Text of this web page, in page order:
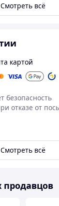
Смотреть всё
картой
безопасность
отказе от
Смотреть всё
продавцов